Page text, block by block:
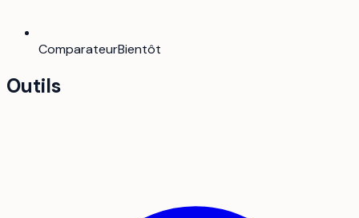
ComparateurBientôt
Outils